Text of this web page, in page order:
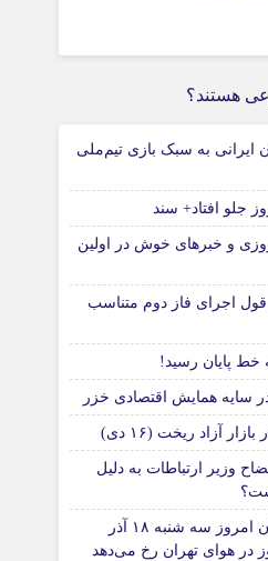
هستند؟
ایرانی به سبک بازی تیم‌ملی
و خبرهای خوش در اولین
اجرای فاز دوم متناسب‌
خط پایان رسید!
سایه همایش اقتصادی خزر
آزاد ریخت (۱۶ دی)
وزیر ارتباطات به دلیل
وضعیت آب و هوای تهران امروز سه شنبه ۱۸ آذر